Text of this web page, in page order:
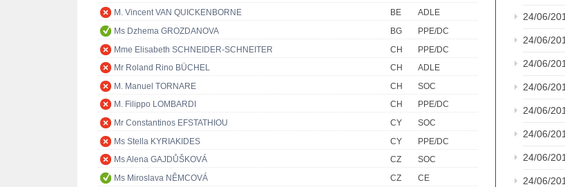
M. Vincent VAN QUICKENBORNE
BE
ADLE
Ms Dzhema GROZDANOVA
BG
PPE/DC
Mme Elisabeth SCHNEIDER-SCHNEITER
CH
PPE/DC
Mr Roland Rino BÜCHEL
CH
ADLE
M. Manuel TORNARE
CH
SOC
M. Filippo LOMBARDI
CH
PPE/DC
Mr Constantinos EFSTATHIOU
CY
SOC
Ms Stella KYRIAKIDES
CY
PPE/DC
Ms Alena GAJDŮŠKOVÁ
CZ
SOC
Ms Miroslava NĚMCOVÁ
CZ
CE
24/06/
24/06/
24/06/
24/06/
24/06/
24/06/
24/06/
24/06/